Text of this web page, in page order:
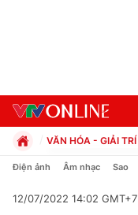
VĂN HÓA - GIẢI TRÍ
Chính trị
Pháp luật
Điện ảnh Âm nhạc Sao
12/07/2022 14:02 GMT+7